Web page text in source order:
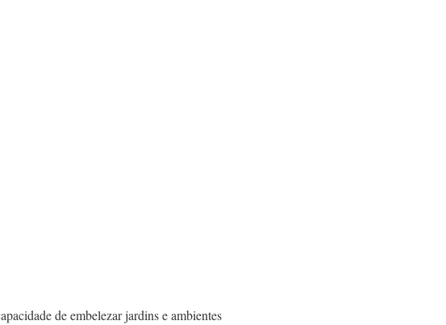
de embelezar jardins e ambientes